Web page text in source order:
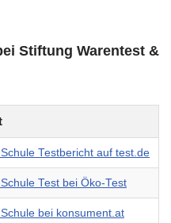
Stiftung Warentest &
Testbericht auf test.de
Test bei Öko-Test
bei konsument.at